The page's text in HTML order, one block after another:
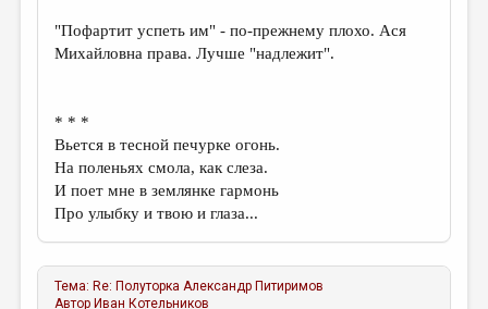
"Пофартит успеть им" - по-прежнему плохо. Ася
Михайловна права. Лучше "надлежит".
* * *
Вьется в тесной печурке огонь.
На поленьях смола, как слеза.
И поет мне в землянке гармонь
Про улыбку и твою и глаза...
Тема: Re: Полуторка Александр Питиримов
Автор Иван Котельников